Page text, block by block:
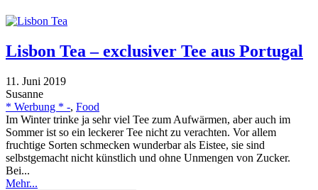
Lisbon Tea – exclusiver Tee aus Portugal
11. Juni 2019
Susanne
* Werbung * -, Food
Im Winter trinke ja sehr viel Tee zum Aufwärmen, aber auch im
Sommer ist so ein leckerer Tee nicht zu verachten. Vor allem
fruchtige Sorten schmecken wunderbar als Eistee, sie sind
selbstgemacht nicht künstlich und ohne Unmengen von Zucker.
Bei...
Mehr...